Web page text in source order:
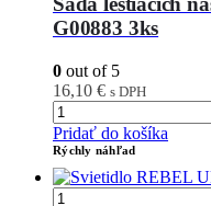
G00883 3ks
0 out of 5
16,10 € s DPH
Pridať do košíka
Rýchly náhľad